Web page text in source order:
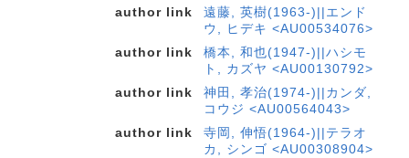
author link
遠藤, 英樹(1963-)||エンド
ウ, ヒデキ <AU00534076>
author link
橋本, 和也(1947-)||ハシモ
ト, カズヤ <AU00130792>
author link
神田, 孝治(1974-)||カンダ,
コウジ <AU00564043>
author link
寺岡, 伸悟(1964-)||テラオ
カ, シンゴ <AU00308904>